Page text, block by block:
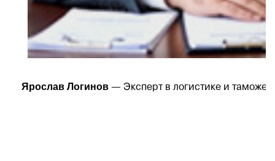
Ярослав Логинов — Эксперт в логистике и